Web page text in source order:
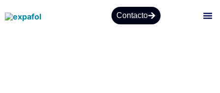
Contacto